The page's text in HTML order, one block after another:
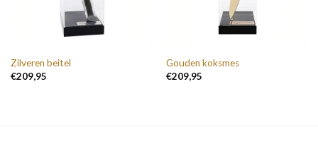
Zilveren beitel
€209,95
Gouden koksmes
€209,95